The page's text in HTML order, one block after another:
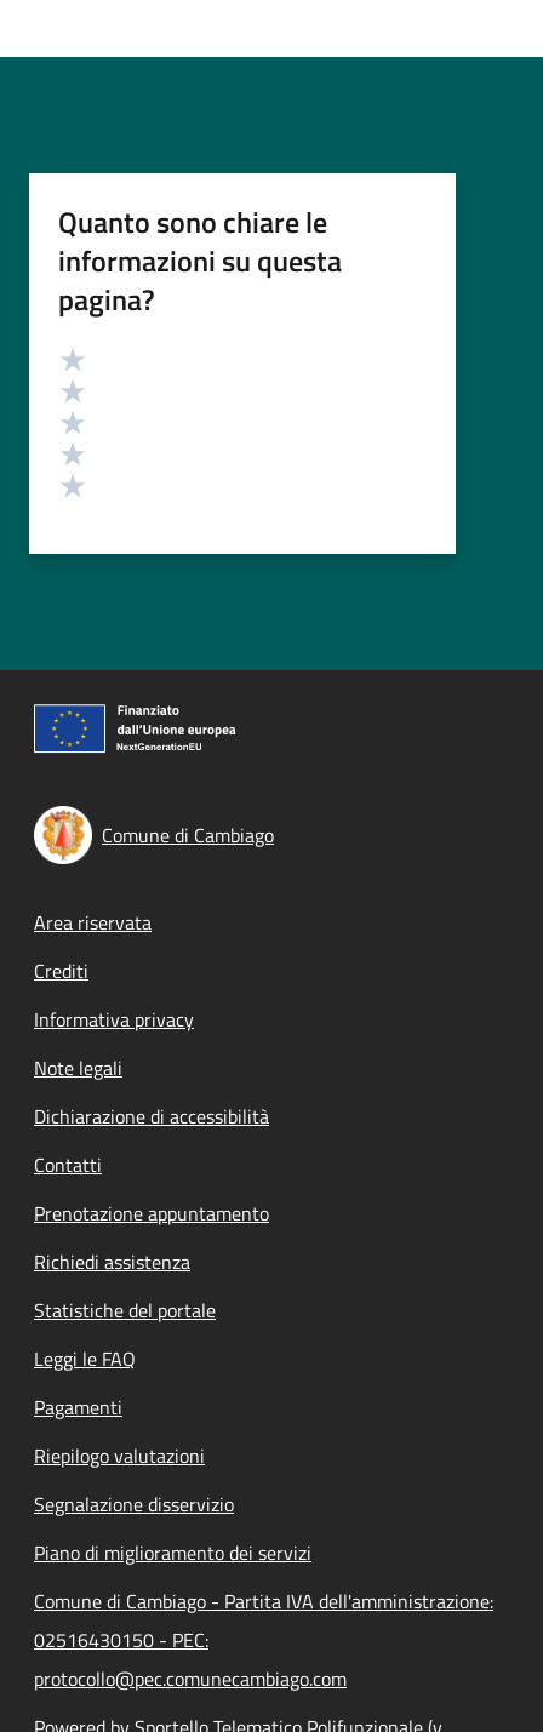
Quanto sono chiare le
informazioni su questa
pagina?
Valutazione
Comune di Cambiago
Footer menu
Area riservata
Crediti
Informativa privacy
Note legali
Dichiarazione di accessibilità
Contatti
Prenotazione appuntamento
Richiedi assistenza
Statistiche del portale
Leggi le FAQ
Pagamenti
Riepilogo valutazioni
Segnalazione disservizio
Piano di miglioramento dei servizi
Comune di Cambiago - Partita IVA dell'amministrazione:
02516430150 - PEC:
protocollo@pec.comunecambiago.com